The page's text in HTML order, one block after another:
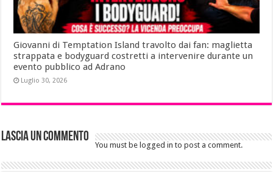
Giovanni di Temptation Island travolto dai fan: maglietta
strappata e bodyguard costretti a intervenire durante un
evento pubblico ad Adrano
Luglio 30, 2026
Lascia un commento
You must be logged in to post a comment.